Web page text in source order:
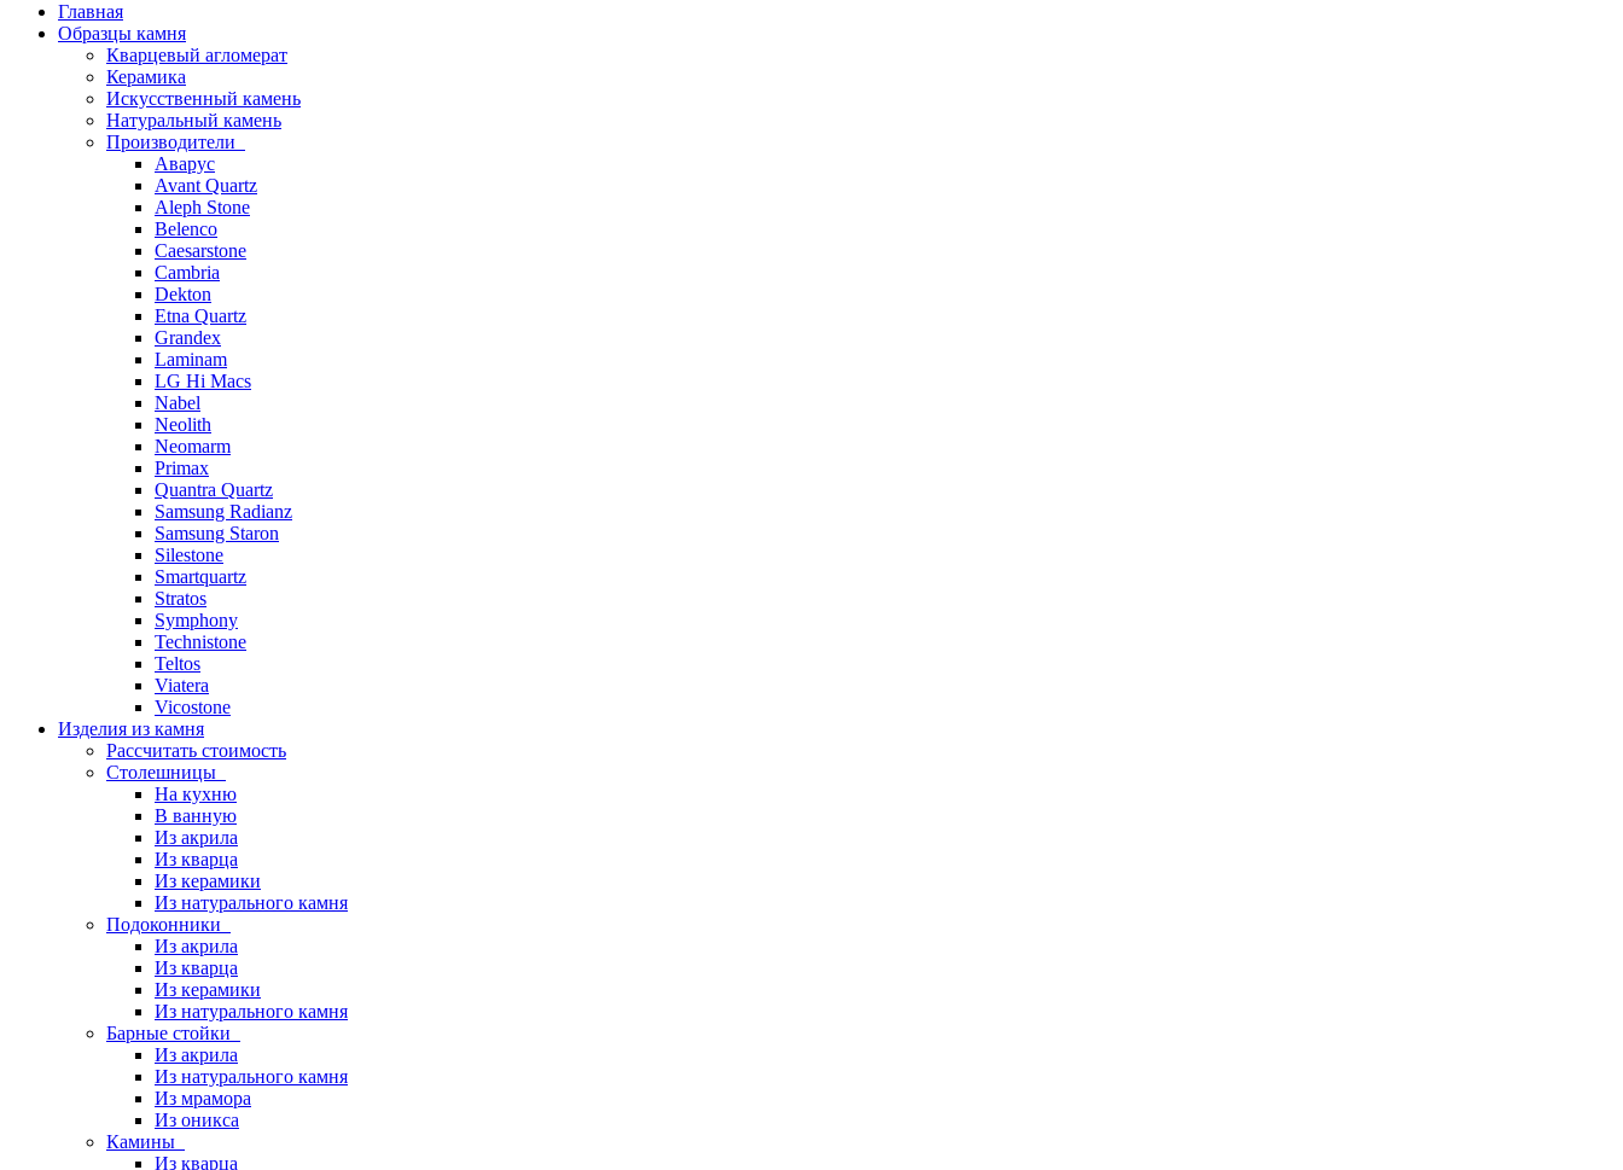
Главная
Образцы камня
Кварцевый агломерат
Керамика
Искусственный камень
Натуральный камень
Производители
Аварус
Avant Quartz
Aleph Stone
Belenco
Caesarstone
Cambria
Dekton
Etna Quartz
Grandex
Laminam
LG Hi Macs
Nabel
Neolith
Neomarm
Primax
Quantra Quartz
Samsung Radianz
Samsung Staron
Silestone
Smartquartz
Stratos
Symphony
Technistone
Teltos
Viatera
Vicostone
Изделия из камня
Рассчитать стоимость
Столешницы
На кухню
В ванную
Из акрила
Из кварца
Из керамики
Из натурального камня
Подоконники
Из акрила
Из кварца
Из керамики
Из натурального камня
Барные стойки
Из акрила
Из натурального камня
Из мрамора
Из оникса
Камины
Из кварца